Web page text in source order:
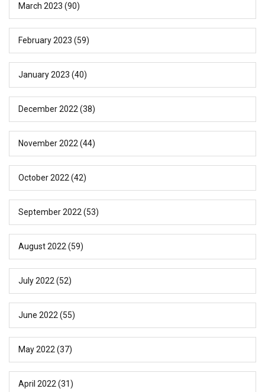
March 2023 (90)
February 2023 (59)
January 2023 (40)
December 2022 (38)
November 2022 (44)
October 2022 (42)
September 2022 (53)
August 2022 (59)
July 2022 (52)
June 2022 (55)
May 2022 (37)
April 2022 (31)